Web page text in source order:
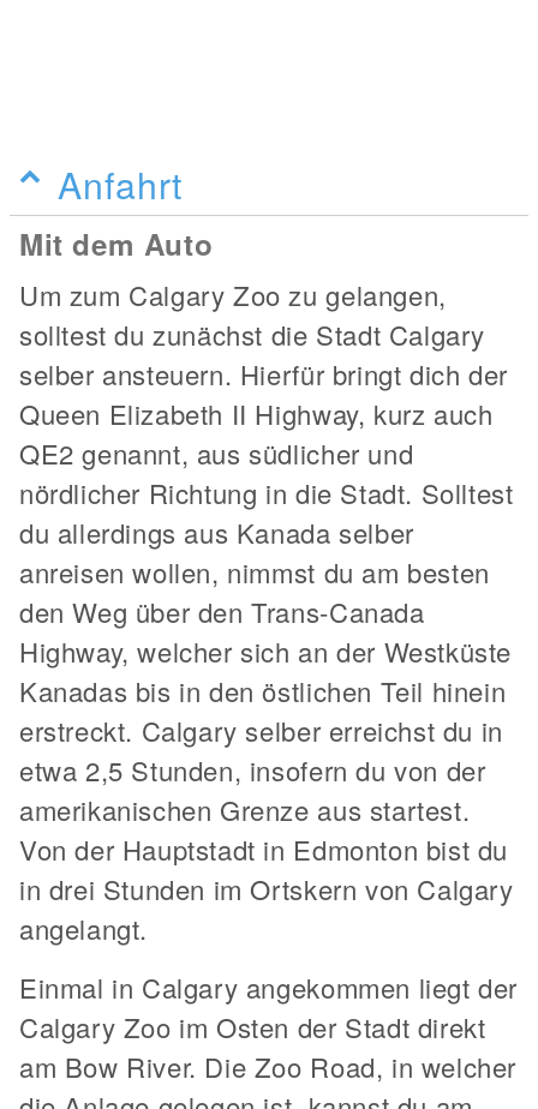
Anfahrt
Mit dem Auto
Um zum Calgary Zoo zu gelangen,
solltest du zunächst die Stadt Calgary
selber ansteuern. Hierfür bringt dich der
Queen Elizabeth II Highway, kurz auch
QE2 genannt, aus südlicher und
nördlicher Richtung in die Stadt. Solltest
du allerdings aus Kanada selber
anreisen wollen, nimmst du am besten
den Weg über den Trans-Canada
Highway, welcher sich an der Westküste
Kanadas bis in den östlichen Teil hinein
erstreckt. Calgary selber erreichst du in
etwa 2,5 Stunden, insofern du von der
amerikanischen Grenze aus startest.
Von der Hauptstadt in Edmonton bist du
in drei Stunden im Ortskern von Calgary
angelangt.
Einmal in Calgary angekommen liegt der
Calgary Zoo im Osten der Stadt direkt
am Bow River. Die Zoo Road, in welcher